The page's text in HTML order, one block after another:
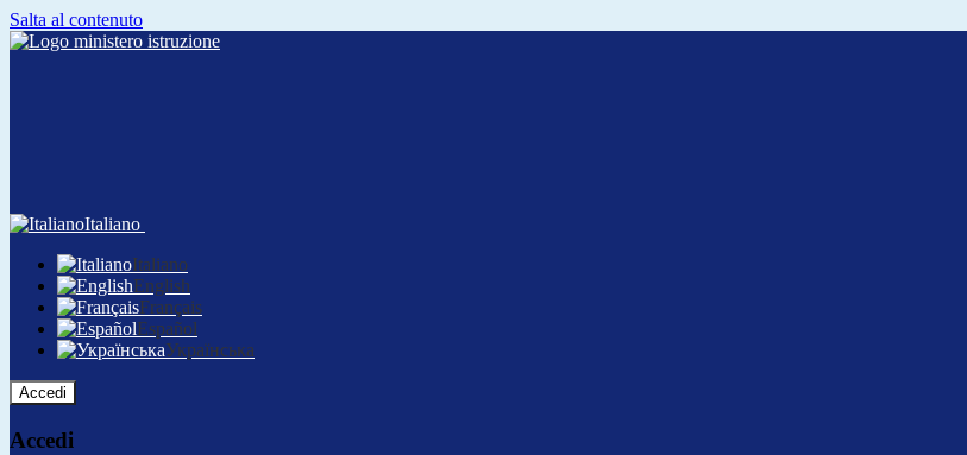
Salta al contenuto
Italiano
Italiano
English
Français
Español
Українська
Accedi
Accedi